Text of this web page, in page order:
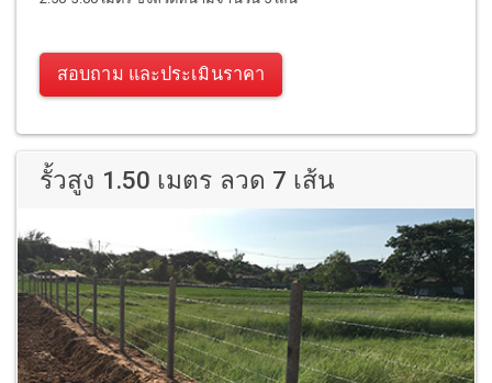
สอบถาม และประเมินราคา
รั้วสูง 1.50 เมตร ลวด 7 เส้น